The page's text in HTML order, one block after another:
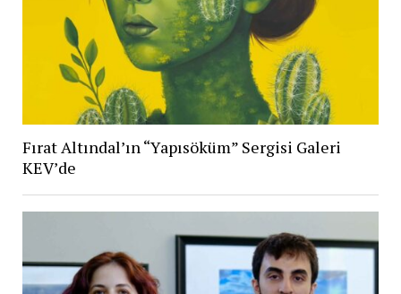
Fırat Altındal’ın “Yapısöküm” Sergisi Galeri
KEV’de